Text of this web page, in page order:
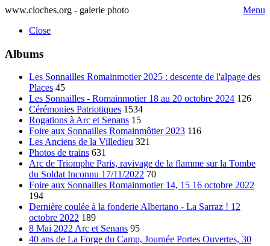
www.cloches.org - galerie photo
Menu
Close
Albums
Les Sonnailles Romainmotier 2025 : descente de l'alpage des
Places 45
Les Sonnailles - Romainmotier 18 au 20 octobre 2024 126
Cérémonies Patriotiques 1534
Rogations à Arc et Senans 15
Foire aux Sonnailles Romainmôtier 2023 116
Les Anciens de la Villedieu 321
Photos de trains 631
Arc de Triomphe Paris, ravivage de la flamme sur la Tombe
du Soldat Inconnu 17/11/2022 70
Foire aux Sonnailles Romainmotier 14, 15 16 octobre 2022
194
Dernière coulée à la fonderie Albertano - La Sarraz ! 12
octobre 2022 189
8 Mai 2022 Arc et Senans 95
40 ans de La Forge du Camp, Journée Portes Ouvertes, 30